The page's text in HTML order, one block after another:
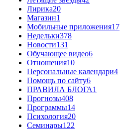
Лирика20
Магазин1
Мобильные приложения17
Недельки378
Новости131
Обучающее видео6
Отношения10
Персональные календари4
Помощь по сайту6
ПРАВИЛА БЛОГА1
Прогнозы408
Программы14
Психология20
Семинары122